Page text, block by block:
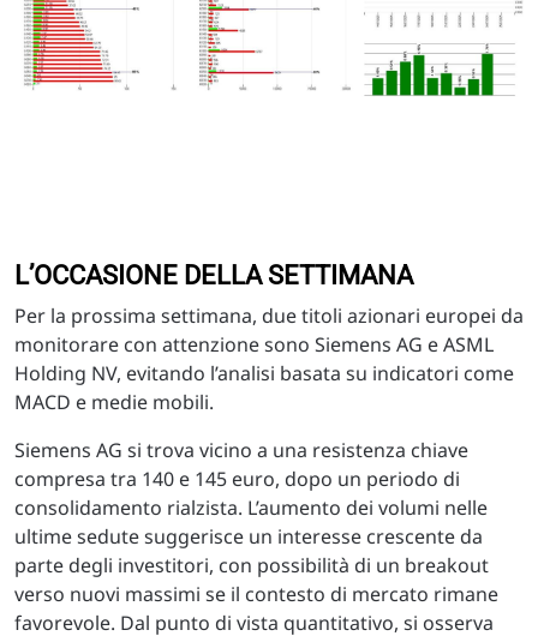
L’OCCASIONE DELLA SETTIMANA
Per la prossima settimana, due titoli azionari europei da
monitorare con attenzione sono Siemens AG e ASML
Holding NV, evitando l’analisi basata su indicatori come
MACD e medie mobili.
Siemens AG si trova vicino a una resistenza chiave
compresa tra 140 e 145 euro, dopo un periodo di
consolidamento rialzista. L’aumento dei volumi nelle
ultime sedute suggerisce un interesse crescente da
parte degli investitori, con possibilità di un breakout
verso nuovi massimi se il contesto di mercato rimane
favorevole. Dal punto di vista quantitativo, si osserva